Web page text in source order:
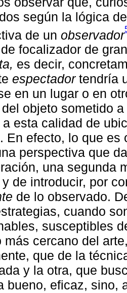
según la lógica
de un observador
focalizador de
es decir,
espectadortendría
en un lugar o en
objeto sometido
a esta calidad de
. En efecto, lo que es
perspectiva que
una segunda
y de introducir, por
de lo observado.
cuando
susceptibles
más cercano del
que de la
y la otra, que
bueno, eficaz, sino,